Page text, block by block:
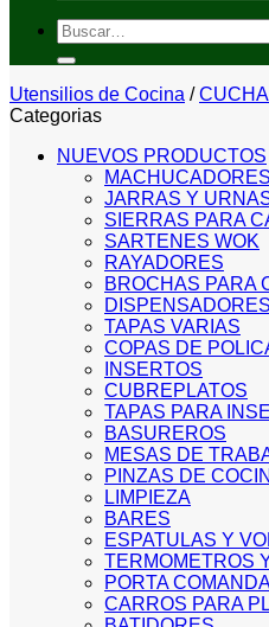
Buscar
por:
Utensilios de Cocina /
Categorias
NUEVOS PRODUCTOS
MACHUCADORES
JARRAS Y
SIERRAS PARA
SARTENES WOK
RAYADORES
BROCHAS PARA
TAPAS VARIAS
COPAS DE
INSERTOS
CUBREPLATOS
TAPAS PARA
BASUREROS
MESAS DE
PINZAS DE
LIMPIEZA
BARES
ESPATULAS Y
TERMOMETROS
PORTA
CARROS PARA